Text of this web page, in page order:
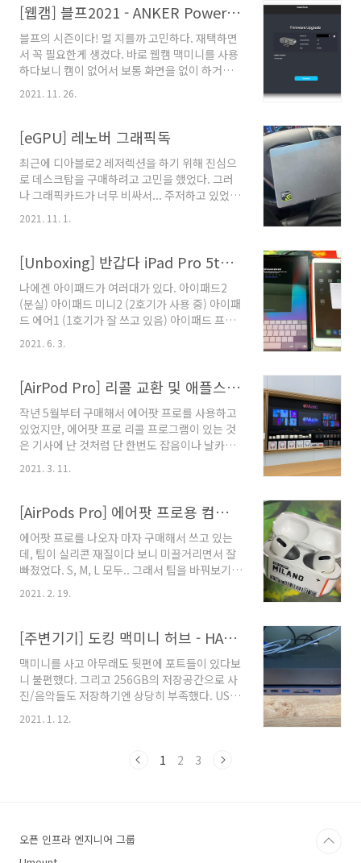
목 12도 막걸리가 맛있었다. 팁을 정리하면. ..
품 : 오스트리아 빈 미술사박물관 소장품 126건
전시비용 : 무료 전시 안내 : 11:00, 13:00, 15:00
(306호 메소포타미아실에서 출발) * 3층 세계관
전체 해설 1부 '신화의 세계' 2부 '인간의 세상' 3
부 '그림자의 제국'
https://www.museum.go.kr/site/main/showroom/list/756?
[웹캠] 블프2021 - ANKER PowerConf C300
블프의 시즌이다! 멀 지를까 고민하다. 재택하면
서 꼭 필요한게 생겼다. 바로 웹캠 맥미니를 사용
하다보니 캠이 없어서 보통 화면을 없이 하거나,
우연히 눈에 들어온 그것! 1080p 60fps를 지원
C930 같은걸 봤었는데 아무래도 가격이 있다보
니 쉽지 않았다. 대체제가 있다보니.. 그런데
49%할인의 유혹은 쉽지 않았다. 나쁜가격이 아
니었다!! 배송은 하루만에 이뤄졌다. 두꺼운 설명
서를 포함한 기기들. 좋은건 usb-c로 된다는거.
웹캠 해킹 방지를 위한 셔터2개와 USB-A 젠더
로 인식은 되지 않기 때문에, soft..
2021. 11. 26.
[eGPU] 레노버 그래픽독
최근에 디아블로2 레저렉션을 하기 위해 진심으
로 데스크탑을 구매하려고 고민을 했었다. 그러
나 그래픽카드가 너무 비싸서... 주저하고 있었는
으로 잘 구동이 되는 것 아닌가!!
20T6S04X00 (with AMD 르누와르) 다만 이제
헬을 돌다보니 라이트닝 같은 효과들이 늘어나니
느려지는게 눈에 보였다. 그래서 우연찮게 알게
된 레노버 그래픽독 을 장터링을 하고 있는데, 한
시적 판매만 진행이 되서 구할수가 없는 게 문제.
GTX1050 이면 충분히 잘 돌아갈수 있는 사양이
썬더볼드3로 연결되며, 아쉽지만 E..
2021. 11. 1.
[Unboxing] 반갑다 iPad Pro 5th 12.9
나에겐 아이패드가 여러대가 있다. 아이패드2
(분실) 아이패드 미니2 (2호기가 사용 중) 아이패
드 에어1 (1호기가 잘 쓰고 있음) 아이패드 프로
2 10.5 (내가 쓰고 있음) 아이패드 프로2 10.5를
2017년 출시이후 지금까지 사용하다보니, 잘 쓰
었지만 전반적으로 문제는 없었는데 작년에 운
드 프로2는 처음으로 보드가 배터리 가운데에 장
착이 되다보니 한손으로 들고 사용하고 그러는
경우 당연히 무게가 다른곳으로 쏠릴 수 밖에 없
는 구조가 있고, 그래서 대부분의 고장 원인이 메
그렇지만 리퍼기간은 이미 지났기도 하지만..
2021. 6. 3.
[AirPod Pro] 리콜 교환 및 애플스토어 여의도
작년 5월부터 구매해서 에어팟 프로를 사용하고
있었지만, 에어팟 프로 리콜 프로그램이 있는 것
은 기사에 난 것처럼 단 한번도 잡음이나 날카로
운 소리가 들린적이 없었다. 2월 부터 삐~ 소리가
들려서, 교체를 받아야겠다 싶었는데 마침 애플
로수길은 너무 멀다. 여의도 애플스토어를 후기
애플사이트에서 진행하면 된다.
www.apple.com/kr/retail/yeouido/ 여의
도 - Apple Store - Apple (KR) Apple Store
여의도 운영 시간, 연락처, 주간 이벤트 일정.
교환 받을꺼..
2021. 3. 11.
[AirPods Pro] 에어팟 프로용 컴플라이 폼팁
에어팟 프로를 나오자 마자 구매해서 쓰고 있는
데, 팁이 실리콘 재질이다 보니 미끌거리면서 잘
빠졌었다. S, M, L 모두.. 그래서 팁을 바꿔보기로
하고 찾아봤는데, 역시 진리의 컴플라이 폼팁 을
팔길래 바로 구매 구매는 역시 로켓.. 가격은 비싸
이 잘 충전된다. 확실히 폼팁을 장착하니 액티브
노이즈 캔슬링과는 별개로도 차음감이 확실했다.
편하고, 잘 안빠져서 목적달성 완료!
2021. 2. 19.
[주변기기] 도킹 맥미니 허브 - HAGiBis 도킹스테이션 MC25
맥미니를 사고 아무래도 뒷편에 포트들이 있다보
니 불편했다. 그리고 256GB의 저장공간으로 사
진/음악들도 저장하기엔 상당히 부족했다. USB
걸 찾다가 발견한 도킹스테이션이다. 사테치의
색상도 맞춘듯 하고, 홈도 있고 에어벤트도 있어
트는 없고, 헤드폰 포트도 없다는 차이점이 있다.
뒷면에는 USB-C 로 맥미니와 연결하고, 바닥에
2021. 1. 12.
1 2 3
오픈 인프라 엔지니어 그룹